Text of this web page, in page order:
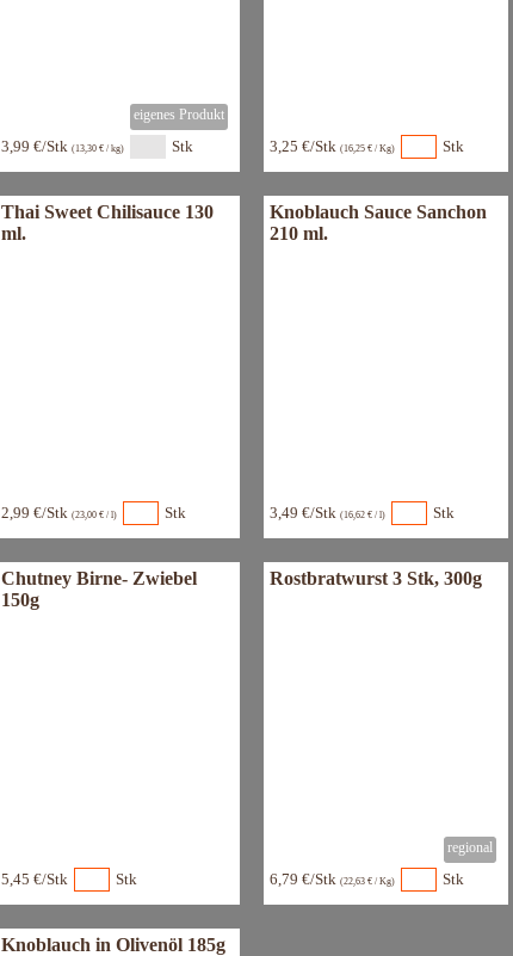
3,99 €/Stk (13,30 € / kg) Stk 3,25 €/Stk (16,25 € / Kg) Stk
Thai Sweet Chilisauce 130
ml.
2,99 €/Stk (23,00 € / l) Stk
Knoblauch Sauce Sanchon
210 ml.
3,49 €/Stk (16,62 € / l) Stk
Chutney Birne- Zwiebel
150g
5,45 €/Stk Stk
Rostbratwurst 3 Stk, 300g
6,79 €/Stk (22,63 € / Kg) Stk
Knoblauch in Olivenöl 185g